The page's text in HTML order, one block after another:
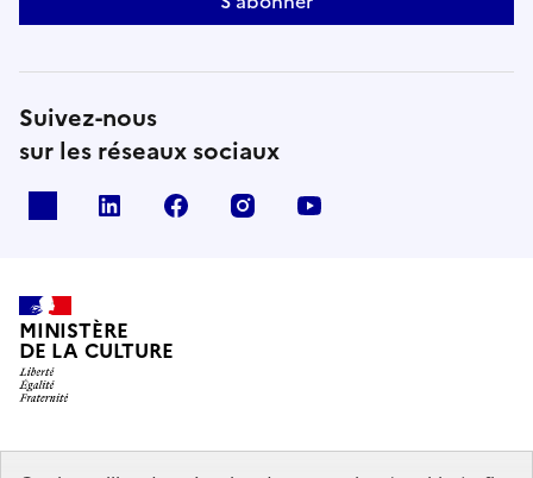
Suivez-nous
sur les réseaux sociaux
linkedin facebook instagram
MINISTÈRE
DE LA CULTURE